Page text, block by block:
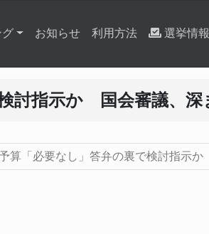
グ お知らせ 利用方法 選挙情報
討指示か 国会審議、深
算「必要なし」答弁の裏で検討指示